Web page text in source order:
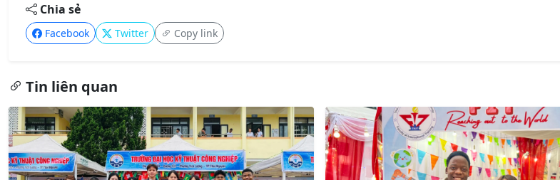
Chia sẻ
Facebook Twitter Copy link
Tin liên quan